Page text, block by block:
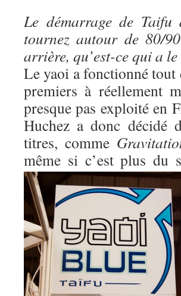
Le démarrage de
tournez autour de 80/
arrière, qu’est-ce qui a
Le yaoi a fonctionné tout
premiers à réellement
presque pas exploité en
Huchez a donc décidé
titres, comme
même si c’est plus